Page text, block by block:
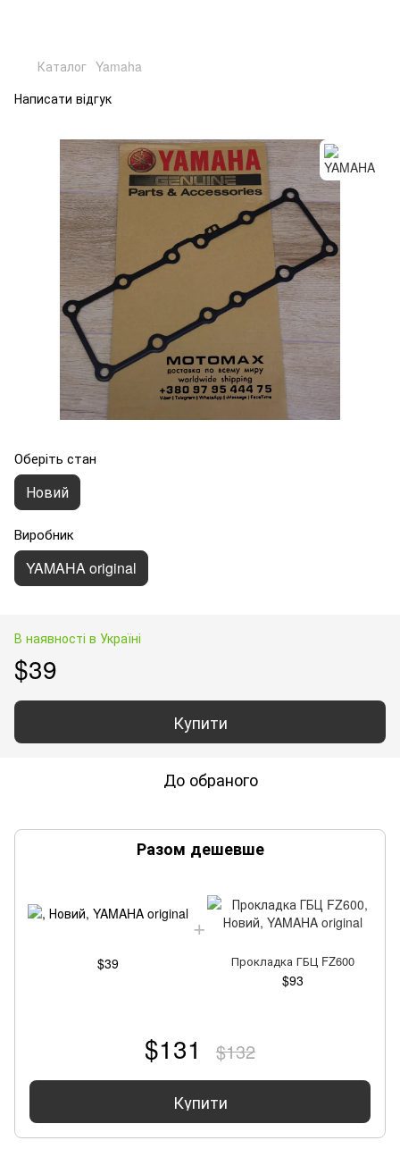
Каталог Yamaha
Написати відгук
Оберіть стан
Новий
Виробник
YAMAHA original
В наявності в Україні
$39
Купити
До обраного
Разом дешевше
$39 Прокладка ГБЦ FZ600
$93
$131 $132
Купити